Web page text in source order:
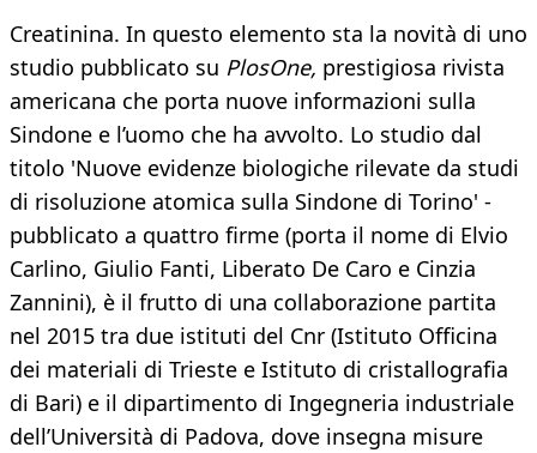
Creatinina. In questo elemento sta la novità di uno
studio pubblicato su PlosOne, prestigiosa rivista
americana che porta nuove informazioni sulla
Sindone e l’uomo che ha avvolto. Lo studio dal
titolo 'Nuove evidenze biologiche rilevate da studi
di risoluzione atomica sulla Sindone di Torino' -
pubblicato a quattro firme (porta il nome di Elvio
Carlino, Giulio Fanti, Liberato De Caro e Cinzia
Zannini), è il frutto di una collaborazione partita
nel 2015 tra due istituti del Cnr (Istituto Officina
dei materiali di Trieste e Istituto di cristallografia
di Bari) e il dipartimento di Ingegneria industriale
dell’Università di Padova, dove insegna misure